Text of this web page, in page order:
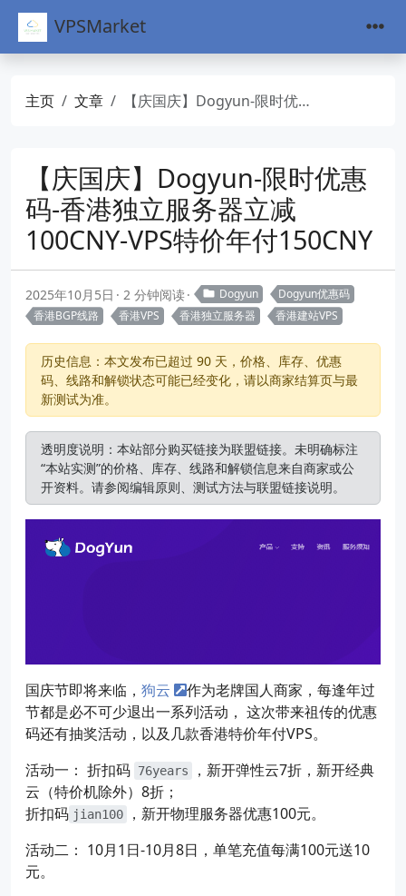
VPSMarket
主页 文章 【庆国庆】Dogyun-限时优惠码-香港独立服务器立减100CNY-VPS特价年付150CNY
【庆国庆】Dogyun-限时优惠
码-香港独立服务器立减
100CNY-VPS特价年付150CNY
2025年10月5日 2 分钟阅读 Dogyun
Dogyun优惠码
香港BGP线路
香港VPS 香港独立服务器 香港建站VPS
历史信息：本文发布已超过 90 天，价格、库存、优惠
码、线路和解锁状态可能已经变化，请以商家结算页与最
新测试为准。
透明度说明：本站部分购买链接为联盟链接。未明确标注
“本站实测”的价格、库存、线路和解锁信息来自商家或公
开资料。请参阅编辑原则、 测试方法与联盟链接说明。
国庆节即将来临， 狗云
作为老牌国人商家，每逢年过
节都是必不可少退出一系列活动， 这次带来祖传的优惠
码还有抽奖活动，以及几款香港特价年付VPS。
活动一： 折扣码 76years
，新开弹性云7折，新开经典
云（特价机除外）8折；
折扣码 jian100
，新开物理服务器优惠100元。
活动二： 10月1日-10月8日，单笔充值每满100元送10
元。